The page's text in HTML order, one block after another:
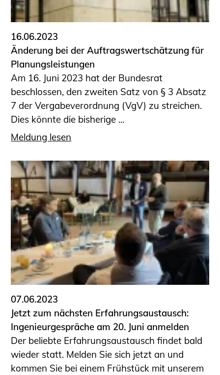
16.06.2023
Änderung bei der Auftragswertschätzung für
Planungsleistungen
Am 16. Juni 2023 hat der Bundesrat
beschlossen, den zweiten Satz von § 3 Absatz
7 der Vergabeverordnung (VgV) zu streichen.
Dies könnte die bisherige ...
Meldung lesen
07.06.2023
Jetzt zum nächsten Erfahrungsaustausch:
Ingenieurgespräche am 20. Juni anmelden
Der beliebte Erfahrungsaustausch findet bald
wieder statt. Melden Sie sich jetzt an und
kommen Sie bei einem Frühstück mit unserem